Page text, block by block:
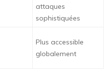
attaques
sophistiquées
Plus accessible
globalement